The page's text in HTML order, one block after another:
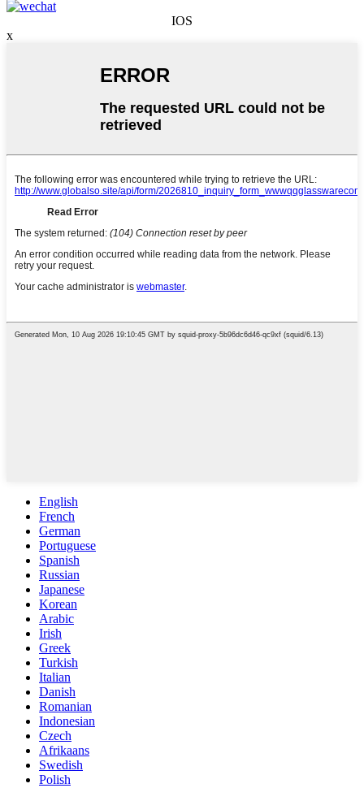
IOS
x
English
French
German
Portuguese
Spanish
Russian
Japanese
Korean
Arabic
Irish
Greek
Turkish
Italian
Danish
Romanian
Indonesian
Czech
Afrikaans
Swedish
Polish